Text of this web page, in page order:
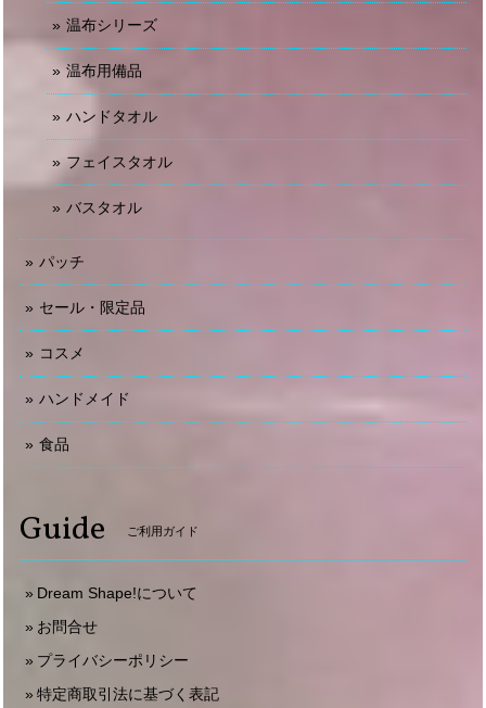
温布シリーズ
温布用備品
ハンドタオル
フェイスタオル
バスタオル
パッチ
セール・限定品
コスメ
ハンドメイド
食品
Guide ご利用ガイド
Dream Shape!について
お問合せ
プライバシーポリシー
特定商取引法に基づく表記